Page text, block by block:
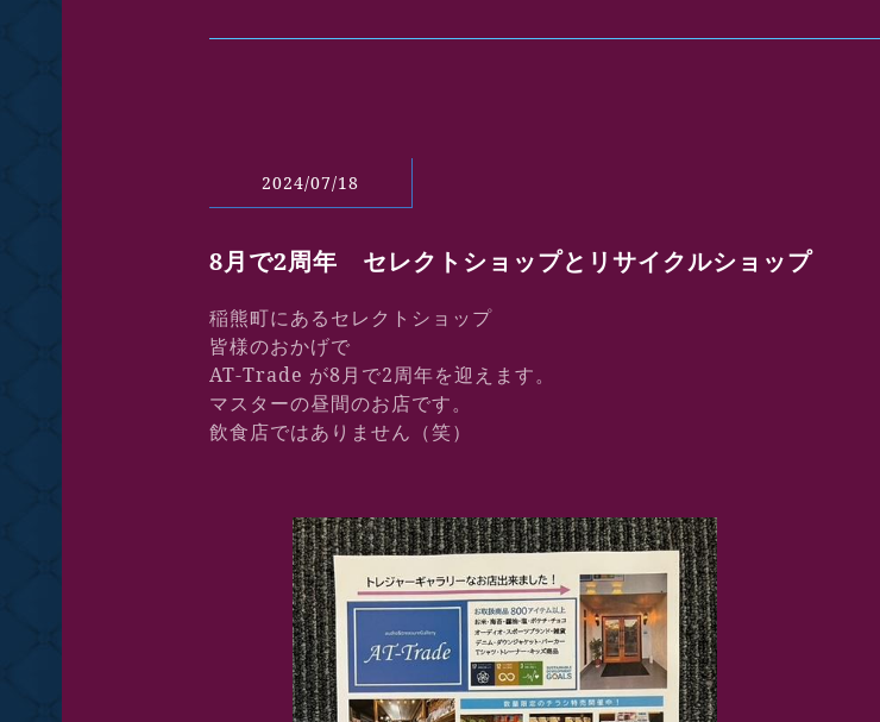
2024/07/18
8月で2周年 セレクトショップとリサイクルショップ
稲熊町にあるセレクトショップ
皆様のおかげで
AT-Trade が8月で2周年を迎えます。
マスターの昼間のお店です。
飲食店ではありません（笑）